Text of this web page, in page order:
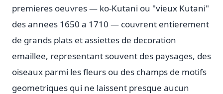
premieres oeuvres — ko-Kutani ou "vieux Kutani"
des annees 1650 a 1710 — couvrent entierement
de grands plats et assiettes de decoration
emaillee, representant souvent des paysages, des
oiseaux parmi les fleurs ou des champs de motifs
geometriques qui ne laissent presque aucun